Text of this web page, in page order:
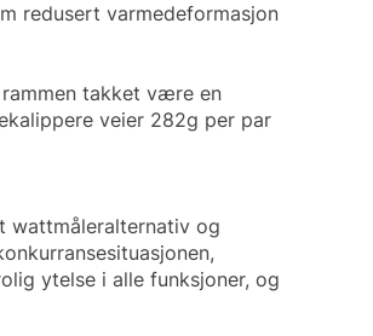
redusert varmedeformasjon
takket være en
veier 282g per par
wattmåleralternativ og
ytelse i alle funksjoner, og